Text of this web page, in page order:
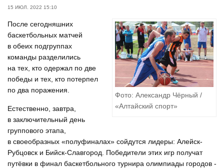
15 ИЮЛ. 2022 15:10
Фото: Александр Чёрный /
«Алтайский спорт»
После сегодняшних
баскетбольных матчей
в обеих подгруппах
команды разделились
на тех, кто одержал по две
победы и тех, кто потерпел
по два поражения.
Естественно, завтра,
в заключительный день
группового этапа,
в своеобразных «полуфиналах» сойдутся лидеры: Алейск-
Рубцовск и Бийск-Славгород. Победители этих игр получат
путёвки в финал баскетбольного турнира олимпиады городов -